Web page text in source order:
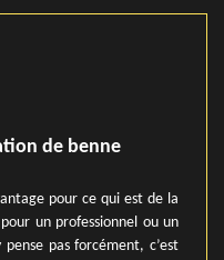
de benne
pour ce qui est de la
un professionnel ou un
pas forcément, c’est